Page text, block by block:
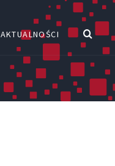
AKTUALNOŚCI